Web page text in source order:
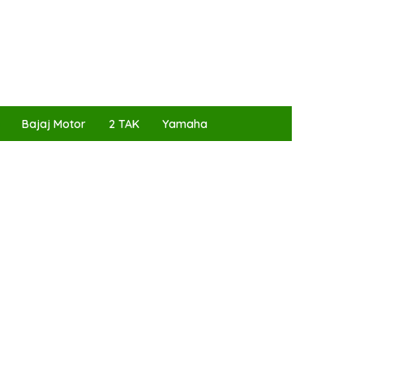
Bajaj Motor 2 TAK Yamaha